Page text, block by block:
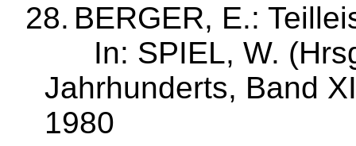
28. BERGER, E.:
In: SPIEL, W. (
Jahrhunderts, Band
1980